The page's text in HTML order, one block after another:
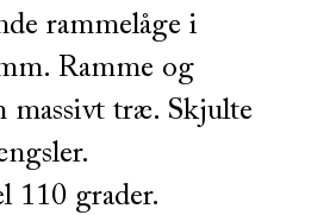
rammelåge i
Ramme og
massivt træ. Skjulte
110 grader.